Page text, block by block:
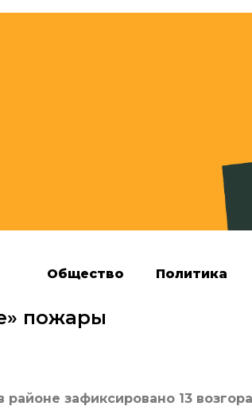
Общество Политика
пожары
районе зафиксировано 13